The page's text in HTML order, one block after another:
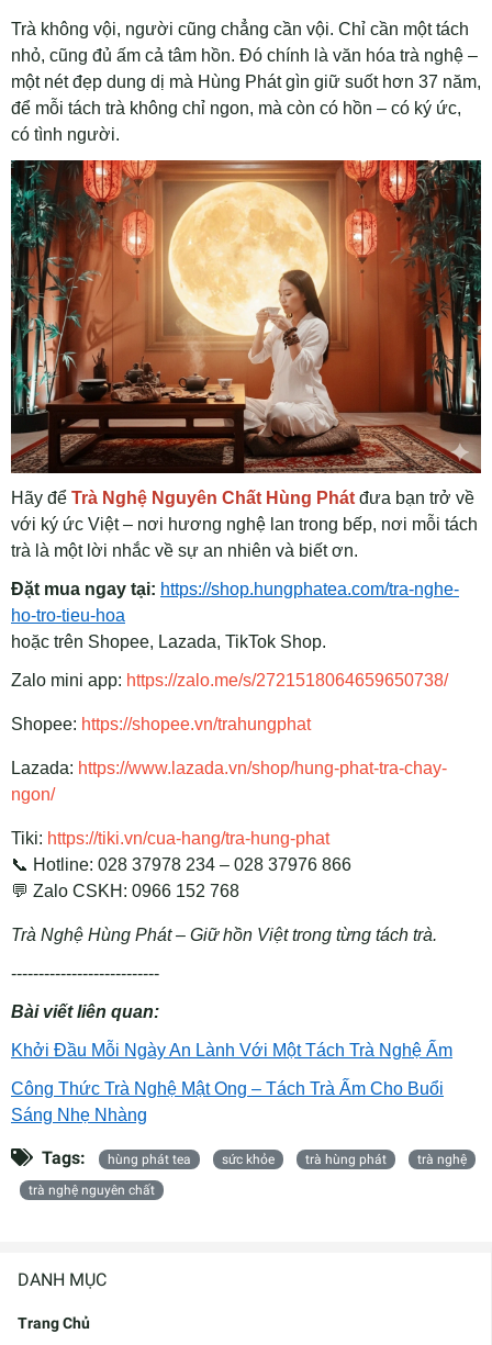
DANH MỤC
Trang Chủ
Trà không vội, người cũng chẳng cần vội. Chỉ cần một tách
nhỏ, cũng đủ ấm cả tâm hồn. Đó chính là văn hóa trà nghệ –
một nét đẹp dung dị mà Hùng Phát gìn giữ suốt hơn 37 năm,
để mỗi tách trà không chỉ ngon, mà còn có hồn – có ký ức,
có tình người.
Hãy để Trà Nghệ Nguyên Chất Hùng Phát đưa bạn trở về
với ký ức Việt – nơi hương nghệ lan trong bếp, nơi mỗi tách
trà là một lời nhắc về sự an nhiên và biết ơn.
Đặt mua ngay tại: https://shop.hungphatea.com/tra-nghe-
ho-tro-tieu-hoa
hoặc trên Shopee, Lazada, TikTok Shop.
Zalo mini app: https://zalo.me/s/2721518064659650738/
Shopee: https://shopee.vn/trahungphat
Lazada: https://www.lazada.vn/shop/hung-phat-tra-chay-
ngon/
Tiki: https://tiki.vn/cua-hang/tra-hung-phat
📞 Hotline: 028 37978 234 – 028 37976 866
💬 Zalo CSKH: 0966 152 768
Trà Nghệ Hùng Phát – Giữ hồn Việt trong từng tách trà.
---------------------------
Bài viết liên quan:
Khởi Đầu Mỗi Ngày An Lành Với Một Tách Trà Nghệ Ấm
Công Thức Trà Nghệ Mật Ong – Tách Trà Ấm Cho Buổi
Sáng Nhẹ Nhàng
Tags: hùng phát tea sức khỏe trà hùng phát
trà nghệ
trà nghệ nguyên chất